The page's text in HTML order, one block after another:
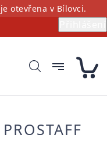
otevřena v Bílovci.